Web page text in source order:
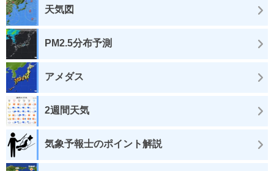
天気図
PM2.5分布予測
アメダス
2週間天気
気象予報士のポイント解説